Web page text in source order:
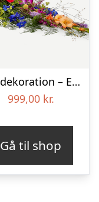
Båredekoration – Et farverigt farvel
999,00 kr.
Gå til shop